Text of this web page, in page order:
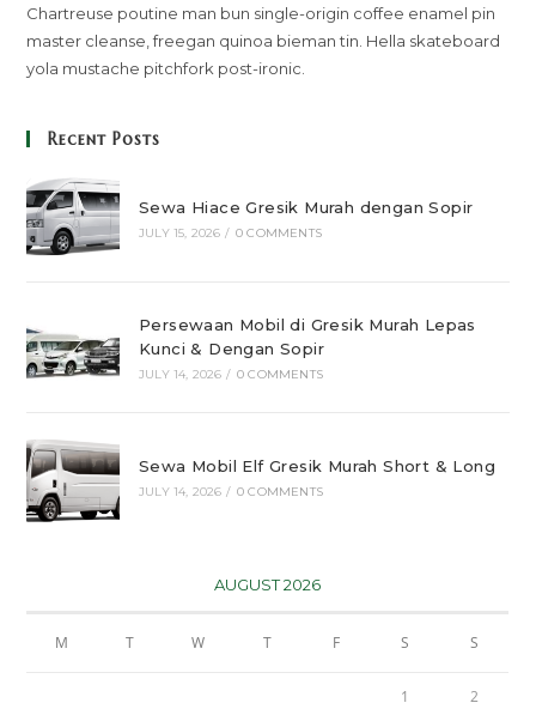
Chartreuse poutine man bun single-origin coffee enamel pin
master cleanse, freegan quinoa bieman tin. Hella skateboard
yola mustache pitchfork post-ironic.
Recent Posts
Sewa Hiace Gresik Murah dengan Sopir
JULY 15, 2026 / 0 COMMENTS
Persewaan Mobil di Gresik Murah Lepas
Kunci & Dengan Sopir
JULY 14, 2026 / 0 COMMENTS
Sewa Mobil Elf Gresik Murah Short & Long
JULY 14, 2026 / 0 COMMENTS
AUGUST 2026
M T W T F S S
1 2